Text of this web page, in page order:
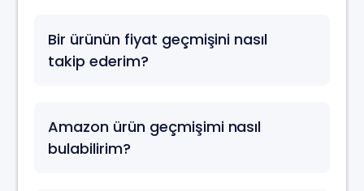
Bir ürünün fiyat geçmişini nasıl
takip ederim?
Amazon ürün geçmişimi nasıl
bulabilirim?